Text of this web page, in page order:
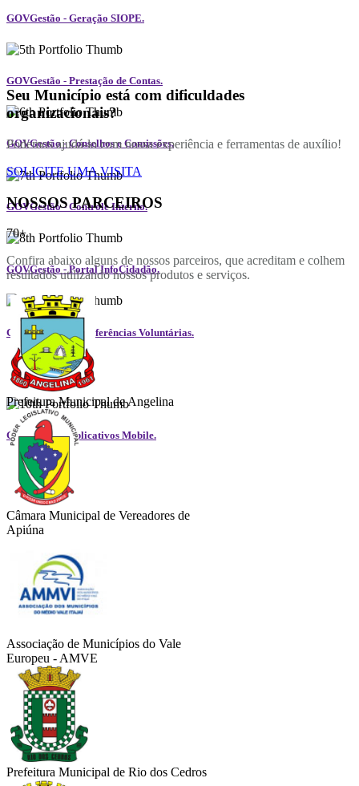
GOVGestão - Geração SIOPE.
GOVGestão - Prestação de Contas.
GOVGestão - Conselhos e Comissões.
GOVGestão - Controle Interno.
GOVGestão - Portal InfoCidadão.
GOVGestão - Transferências Voluntárias.
GOVGestão - Aplicativos Mobile.
Seu Município está com dificuldades
organizacionais?
Podemos ajudá-lo com nossa experiência e ferramentas de auxílio!
SOLICITE UMA VISITA
NOSSOS PARCEIROS
70+
Confira abaixo alguns de nossos parceiros, que acreditam e colhem
resultados utilizando nossos produtos e serviços.
Prefeitura Municipal de Angelina
Câmara Municipal de Vereadores de
Apiúna
Associação de Municípios do Vale
Europeu - AMVE
Prefeitura Municipal de Rio dos Cedros